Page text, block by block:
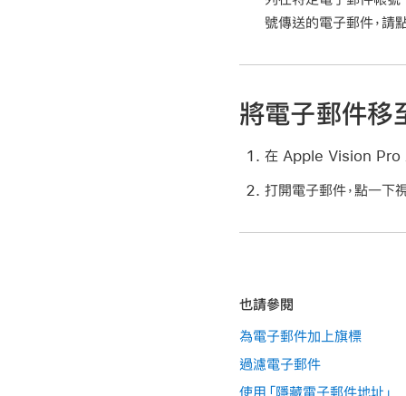
號傳送的電子郵件，請
將電子郵件移
在 Apple Vision Pro
打開電子郵件，點一下
也請參閱
為電子郵件加上旗標
過濾電子郵件
使用「隱藏電子郵件地址」